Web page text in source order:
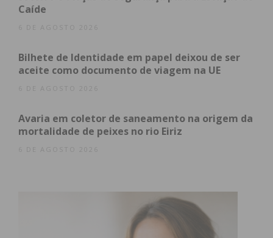
Caíde
6 DE AGOSTO 2026
Bilhete de Identidade em papel deixou de ser
aceite como documento de viagem na UE
6 DE AGOSTO 2026
Avaria em coletor de saneamento na origem da
mortalidade de peixes no rio Eiriz
6 DE AGOSTO 2026